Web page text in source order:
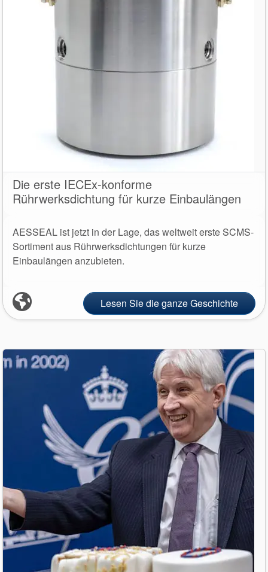
Die erste IECEx-konforme
Rührwerksdichtung für kurze Einbaulängen
AESSEAL ist jetzt in der Lage, das weltweit erste SCMS-
Sortiment aus Rührwerksdichtungen für kurze
Einbaulängen anzubieten.
Lesen Sie die ganze Geschichte